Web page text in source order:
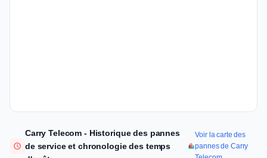
Carry Telecom - Historique des pannes
de service et chronologie des temps
Voir la carte des
pannes de Carry